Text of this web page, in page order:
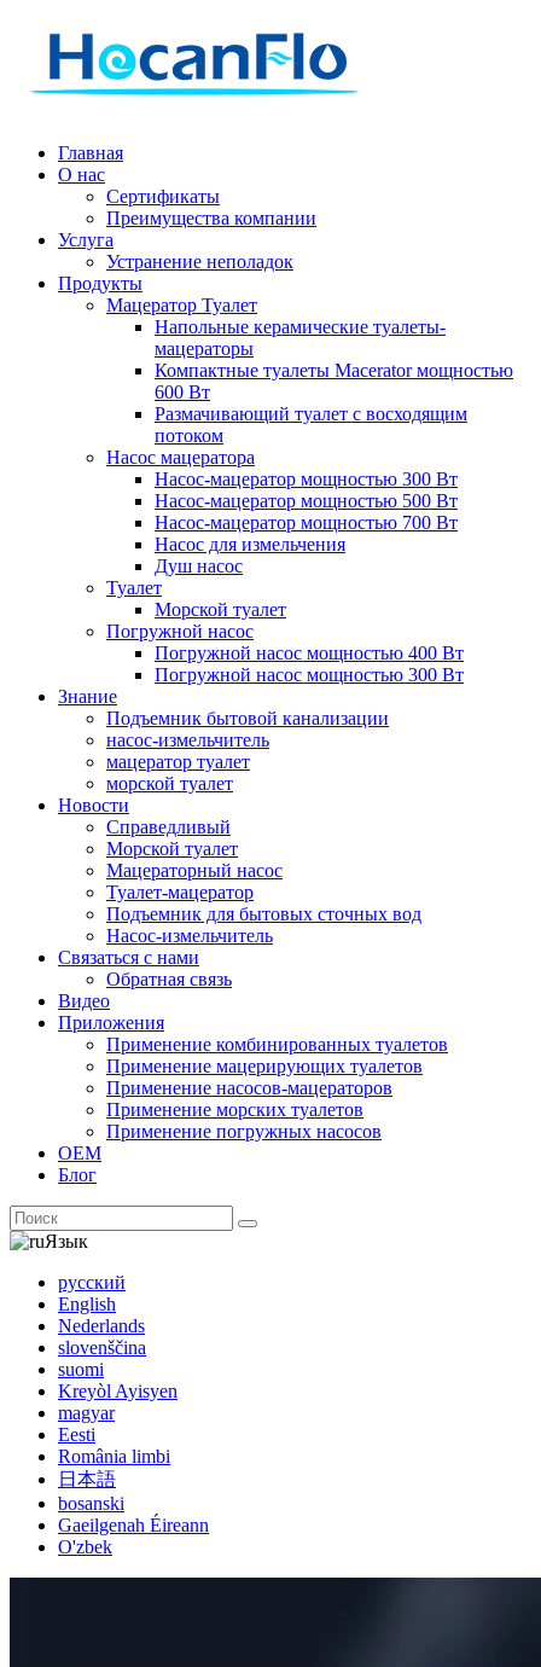
Главная
О нас
Сертификаты
Преимущества компании
Услуга
Устранение неполадок
Продукты
Мацератор Туалет
Напольные керамические туалеты-
мацераторы
Компактные туалеты Macerator мощностью
600 Вт
Размачивающий туалет с восходящим
потоком
Насос мацератора
Насос-мацератор мощностью 300 Вт
Насос-мацератор мощностью 500 Вт
Насос-мацератор мощностью 700 Вт
Насос для измельчения
Душ насос
Туалет
Морской туалет
Погружной насос
Погружной насос мощностью 400 Вт
Погружной насос мощностью 300 Вт
Знание
Подъемник бытовой канализации
насос-измельчитель
мацератор туалет
морской туалет
Новости
Справедливый
Морской туалет
Мацераторный насос
Туалет-мацератор
Подъемник для бытовых сточных вод
Насос-измельчитель
Связаться с нами
Обратная связь
Видео
Приложения
Применение комбинированных туалетов
Применение мацерирующих туалетов
Применение насосов-мацераторов
Применение морских туалетов
Применение погружных насосов
ОЕМ
Блог
Язык
русский
English
Nederlands
slovenščina
suomi
Kreyòl Ayisyen
magyar
Eesti
România limbi
日本語
bosanski
Gaeilgenah Éireann
O'zbek